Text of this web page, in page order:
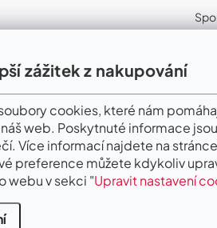
zážitek z nakupování
cookies, které nám
web. Poskytnuté informace
Více informací najdete na
preference můžete kdykoliv
webu v sekci "Upravit nastavení
II.